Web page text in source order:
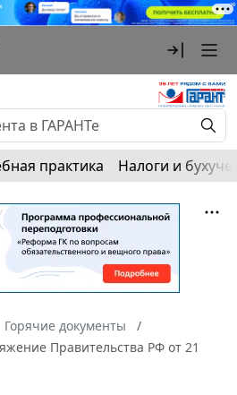
практика Налоги и
Горячие документы
Правительства РФ от 21